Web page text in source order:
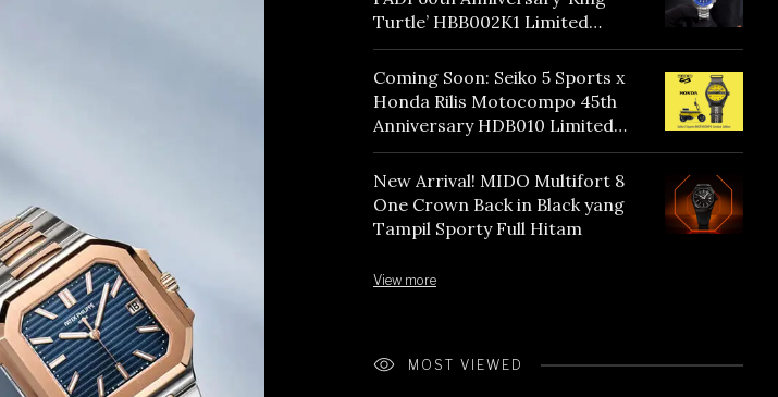
Turtle’ HBB002K1 Limited
Edition
Coming Soon: Seiko 5 Sports x
Honda Rilis Motocompo 45th
Anniversary HDB010 Limited
Edition
New Arrival! MIDO Multifort 8
One Crown Back in Black yang
Tampil Sporty Full Hitam
View more
MOST VIEWED